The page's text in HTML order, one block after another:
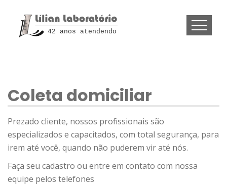
42 anos atendendo
Coleta domiciliar
Prezado cliente, nossos profissionais são
especializados e capacitados, com total segurança, para
irem até você, quando não puderem vir até nós.
Faça seu cadastro ou entre em contato com nossa
equipe pelos telefones